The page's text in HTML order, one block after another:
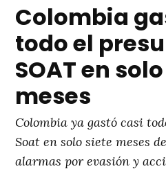
Colombia
todo el
SOAT en
meses
Colombia ya gastó casi
Soat en solo siete meses
alarmas por evasión y